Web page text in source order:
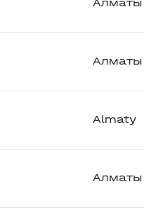
Алматы
Алматы
Almaty
Алматы